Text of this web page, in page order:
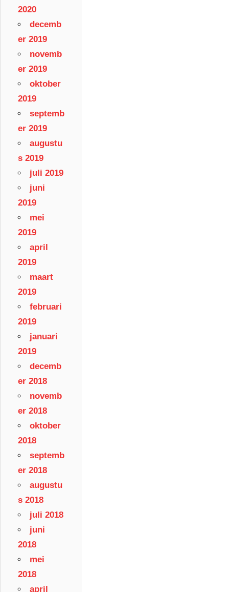
2020
decemb
er 2019
novemb
er 2019
oktober
2019
septemb
er 2019
augustu
s 2019
juli 2019
juni
2019
mei
2019
april
2019
maart
2019
februari
2019
januari
2019
decemb
er 2018
novemb
er 2018
oktober
2018
septemb
er 2018
augustu
s 2018
juli 2018
juni
2018
mei
2018
april